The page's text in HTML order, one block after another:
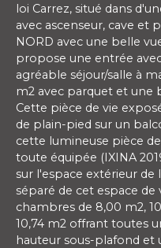
loi Carrez, situé dans
avec ascenseur, cave et
NORD avec une belle
propose une entrée
agréable séjour/salle à
m2 avec parquet et une
Cette pièce de vie
de plain-pied sur un
cette lumineuse pièce
toute équipée (IXINA
sur l'espace extérieur
séparé de cet espace
chambres de 8,00 m2,
10,74 m2 offrant toutes
hauteur sous-plafond et